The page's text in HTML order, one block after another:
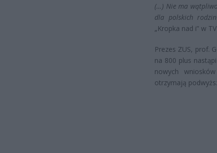
(…) Nie ma
dla polskich
„Kropka nad i” w
Prezes ZUS, prof.
na 800 plus
nowych
otrzymają